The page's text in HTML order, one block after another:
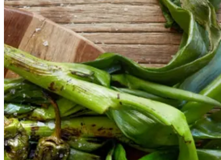
bønnesalatbønnesala
t medmed
grilledegrillede
grøntsagergrøntsage
r ogog salbitxada-
saucesalbitxada-
sauce